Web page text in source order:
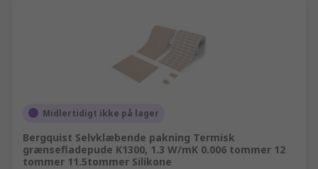
Midlertidigt ikke på lager
Bergquist Selvklæbende pakning Termisk
grænsefladepude K1300, 1.3 W/mK 0.006 tommer 12
tommer 11.5tommer Silikone